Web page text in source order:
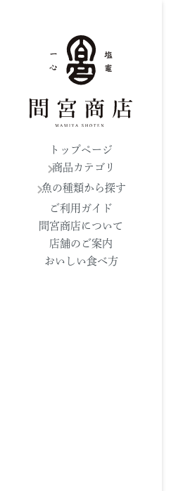
トップページ
商品カテゴリ
魚の種類から探す
ご利用ガイド
間宮商店について
店舗のご案内
おいしい食べ方